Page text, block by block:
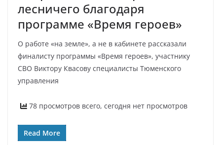
лесничего благодаря
программе «Время героев»
О работе «на земле», а не в кабинете рассказали
финалисту программы «Время героев», участнику
СВО Виктору Квасову специалисты Тюменского
управления
78 просмотров всего, сегодня нет просмотров
Read More